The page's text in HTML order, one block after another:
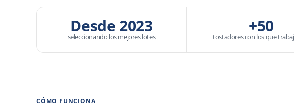
Desde 2023
seleccionando los mejores lotes
+50
tostadores con los que
CÓMO FUNCIONA